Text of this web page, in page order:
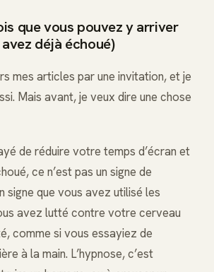
que vous pouvez y arriver
déjà échoué)
mes articles par une invitation, et je
Mais avant, je veux dire une chose
de réduire votre temps d’écran et
ce n’est pas un signe de
signe que vous avez utilisé les
avez lutté contre votre cerveau
comme si vous essayiez de
à la main. L’hypnose, c’est